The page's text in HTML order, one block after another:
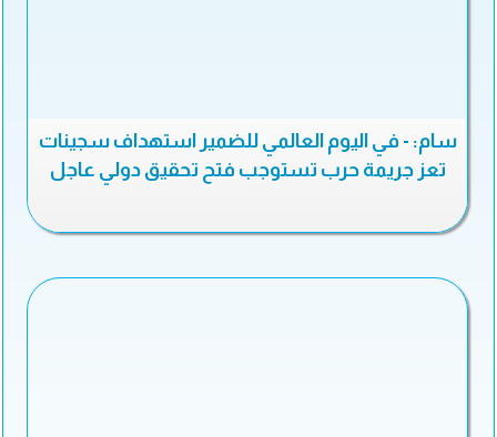
سام: - في اليوم العالمي للضمير استهداف سجينات
تعز جريمة حرب تستوجب فتح تحقيق دولي عاجل